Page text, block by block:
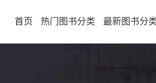
首页 热门图书分类 最新图书分